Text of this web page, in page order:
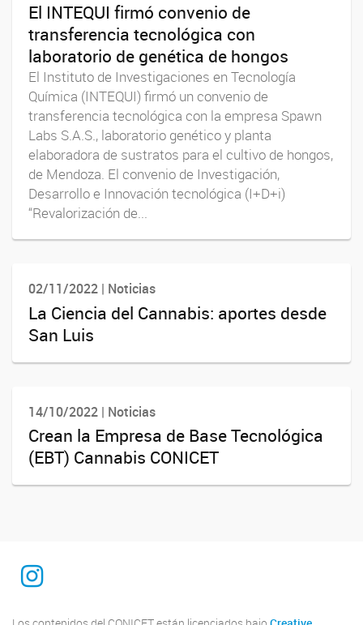
El INTEQUI firmó convenio de
transferencia tecnológica con
laboratorio de genética de hongos
El Instituto de Investigaciones en Tecnología
Química (INTEQUI) firmó un convenio de
transferencia tecnológica con la empresa Spawn
Labs S.A.S., laboratorio genético y planta
elaboradora de sustratos para el cultivo de hongos,
de Mendoza. El convenio de Investigación,
Desarrollo e Innovación tecnológica (I+D+i)
“Revalorización de...
02/11/2022 | Noticias
La Ciencia del Cannabis: aportes desde
San Luis
14/10/2022 | Noticias
Crean la Empresa de Base Tecnológica
(EBT) Cannabis CONICET
INTEQUI